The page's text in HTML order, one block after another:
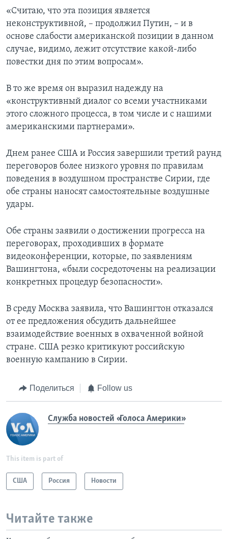
«Считаю, что эта позиция является
неконструктивной, – продолжил Путин, – и в
основе слабости американской позиции в данном
случае, видимо, лежит отсутствие какой‑либо
повестки дня по этим вопросам».
В то же время он выразил надежду на
«конструктивный диалог со всеми участниками
этого сложного процесса, в том числе и с нашими
американскими партнерами».
Днем ранее США и Россия завершили третий раунд
переговоров более низкого уровня по правилам
поведения в воздушном пространстве Сирии, где
обе страны наносят самостоятельные воздушные
удары.
Обе страны заявили о достижении прогресса на
переговорах, проходивших в формате
видеоконференции, которые, по заявлениям
Вашингтона, «были сосредоточены на реализации
конкретных процедур безопасности».
В среду Москва заявила, что Вашингтон отказался
от ее предложения обсудить дальнейшее
взаимодействие военных в охваченной войной
стране. США резко критикуют российскую
военную кампанию в Сирии.
Поделиться Follow us
Служба новостей «Голоса Америки»
This item is part of
США Россия Новости
Читайте также